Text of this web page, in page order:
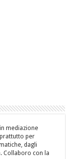
mediazione
per
dagli
Collaboro con la